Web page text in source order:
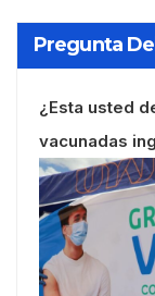
Pregunta
¿Esta usted
vacunadas